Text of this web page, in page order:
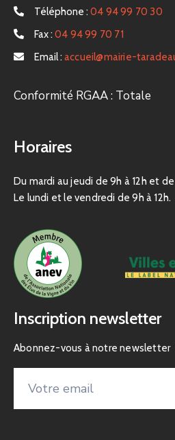
Téléphone : 04 94 99 70 30
Fax : 04 94 99 70 71
Email : accueil@mairie-
Conformité RGAA : Totale
Horaires
Du mardi au jeudi de 9h à 12h et de
Le lundi et le vendredi de 9h à 12h.
Inscription newsletter
Abonnez-vous à notre newsletter